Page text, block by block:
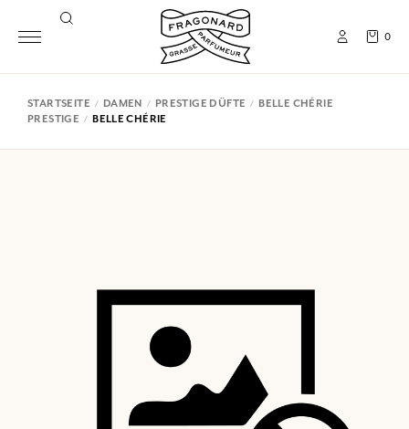
0
STARTSEITE DAMEN PRESTIGE DÜFTE
BELLE CHÉRIE
PRESTIGE
BELLE CHÉRIE